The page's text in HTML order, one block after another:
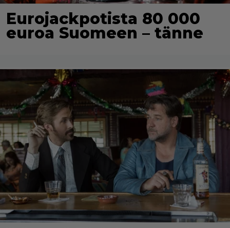
Eurojackpotista 80 000
euroa Suomeen – tänne